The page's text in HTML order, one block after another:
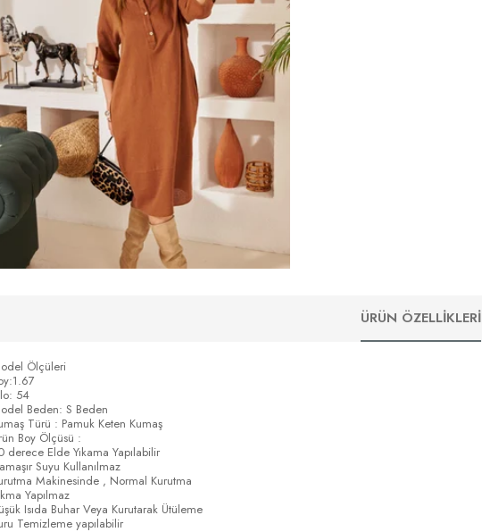
ÜRÜN ÖZELLIKLERI
Ölçüleri
54
Beden: S Beden
Türü : Pamuk Keten Kumaş
Boy Ölçüsü :
derece Elde Yıkama Yapılabilir
Suyu Kullanılmaz
Makinesinde , Normal Kurutma
Yapılmaz
Isıda Buhar Veya Kurutarak Ütüleme
Temizleme yapılabilir